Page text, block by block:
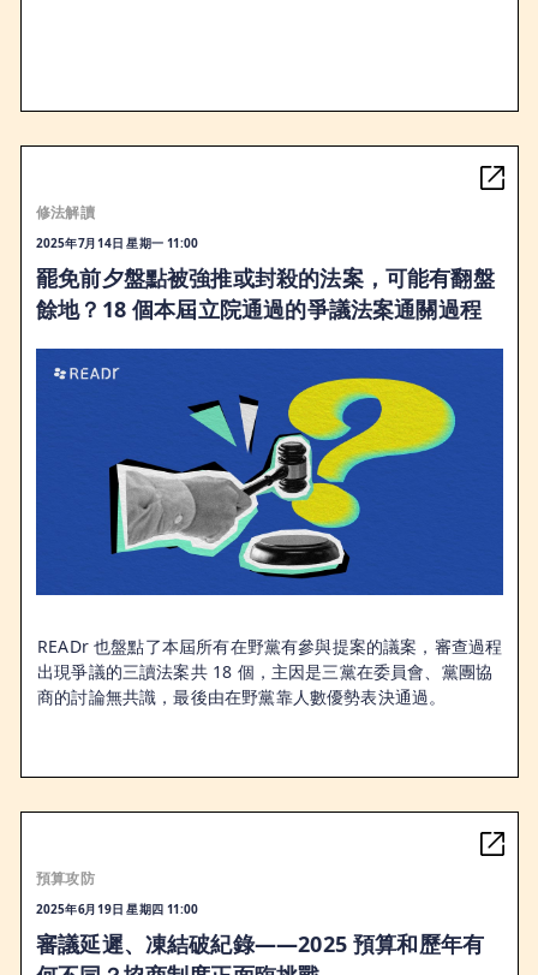
修法解讀
2025年7月14日 星期一 11:00
罷免前夕盤點被強推或封殺的法案，可能有翻盤
餘地？18 個本屆立院通過的爭議法案通關過程
READr 也盤點了本屆所有在野黨有參與提案的議案，審查過程
出現爭議的三讀法案共 18 個，主因是三黨在委員會、黨團協
商的討論無共識，最後由在野黨靠人數優勢表決通過。
預算攻防
2025年6月19日 星期四 11:00
審議延遲、凍結破紀錄——2025 預算和歷年有